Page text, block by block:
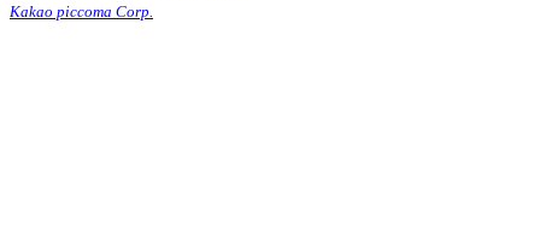
Kakao piccoma Corp.